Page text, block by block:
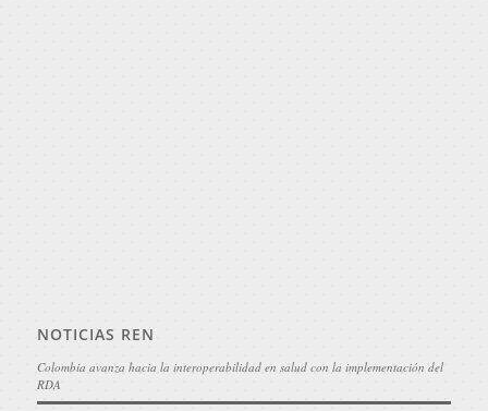
NOTICIAS REN
Colombia avanza hacia la interoperabilidad en salud con la implementación del
RDA